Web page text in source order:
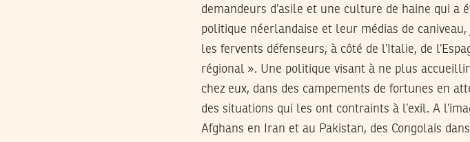
demandeurs d’asile et une culture de haine qui a
politique néerlandaise et leur médias de
les fervents défenseurs, à côté de l’Italie, de
régional ». Une politique visant à ne plus
chez eux, dans des campements de fortunes en
des situations qui les ont contraints à l’exil. A
Afghans en Iran et au Pakistan, des Congolais